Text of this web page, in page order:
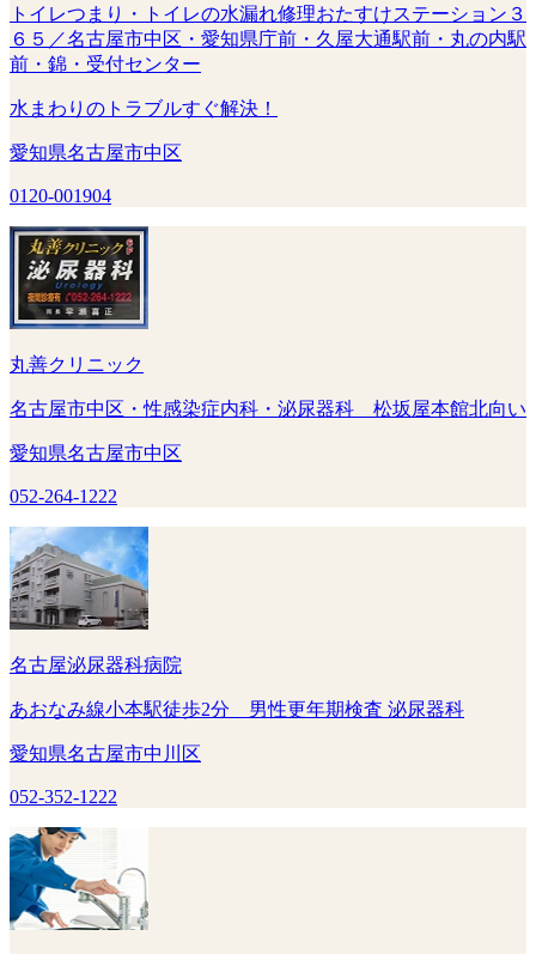
トイレつまり・トイレの水漏れ修理おたすけステーション３
６５／名古屋市中区・愛知県庁前・久屋大通駅前・丸の内駅
前・錦・受付センター
水まわりのトラブルすぐ解決！
愛知県名古屋市中区
0120-001904
丸善クリニック
名古屋市中区・性感染症内科・泌尿器科 松坂屋本館北向い
愛知県名古屋市中区
052-264-1222
名古屋泌尿器科病院
あおなみ線小本駅徒歩2分 男性更年期検査 泌尿器科
愛知県名古屋市中川区
052-352-1222